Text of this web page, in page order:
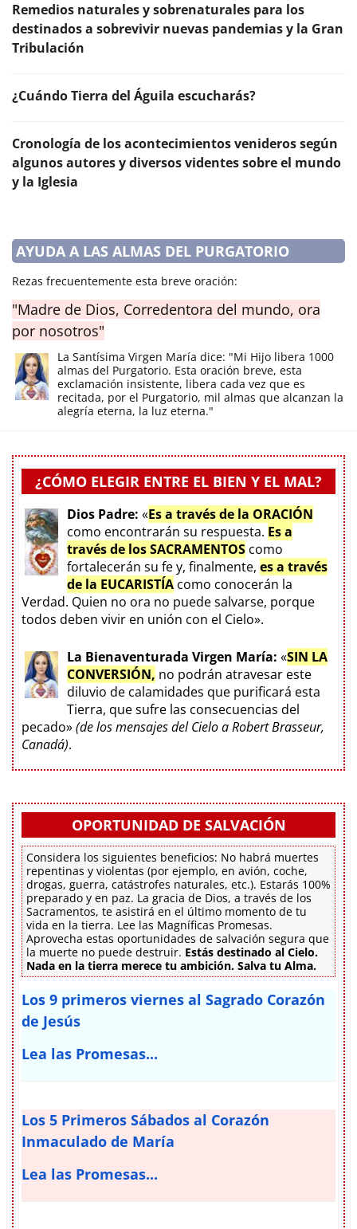
Remedios naturales y sobrenaturales para los
destinados a sobrevivir nuevas pandemias y la Gran
Tribulación
¿Cuándo Tierra del Águila escucharás?
Cronología de los acontecimientos venideros según
algunos autores y diversos videntes sobre el mundo
y la Iglesia
AYUDA A LAS ALMAS DEL PURGATORIO
Rezas frecuentemente esta breve oración:
"Madre de Dios, Corredentora del mundo, ora
por nosotros"
La Santísima Virgen María dice: "Mi Hijo libera 1000
almas del Purgatorio. Esta oración breve, esta
exclamación insistente, libera cada vez que es
recitada, por el Purgatorio, mil almas que alcanzan la
alegría eterna, la luz eterna."
¿CÓMO ELEGIR ENTRE EL BIEN Y EL MAL?
Dios Padre: «Es a través de la ORACIÓN
como encontrarán su respuesta. Es a
través de los SACRAMENTOS como
fortalecerán su fe y, finalmente, es a través
de la EUCARISTÍA como conocerán la
Verdad. Quien no ora no puede salvarse, porque
todos deben vivir en unión con el Cielo».
La Bienaventurada Virgen María: «SIN LA
CONVERSIÓN, no podrán atravesar este
diluvio de calamidades que purificará esta
Tierra, que sufre las consecuencias del
pecado»(de los mensajes del Cielo a Robert Brasseur,
Canadá).
OPORTUNIDAD DE SALVACIÓN
Considera los siguientes beneficios: No habrá muertes
repentinas y violentas (por ejemplo, en avión, coche,
drogas, guerra, catástrofes naturales, etc.). Estarás 100%
preparado y en paz. La gracia de Dios, a través de los
Sacramentos, te asistirá en el último momento de tu
vida en la tierra. Lee las Magníficas Promesas.
Aprovecha estas oportunidades de salvación segura que
la muerte no puede destruir. Estás destinado al Cielo.
Nada en la tierra merece tu ambición. Salva tu Alma.
Los 9 primeros viernes al Sagrado Corazón
de Jesús
Lea las Promesas...
Los 5 Primeros Sábados al Corazón
Inmaculado de María
Lea las Promesas...